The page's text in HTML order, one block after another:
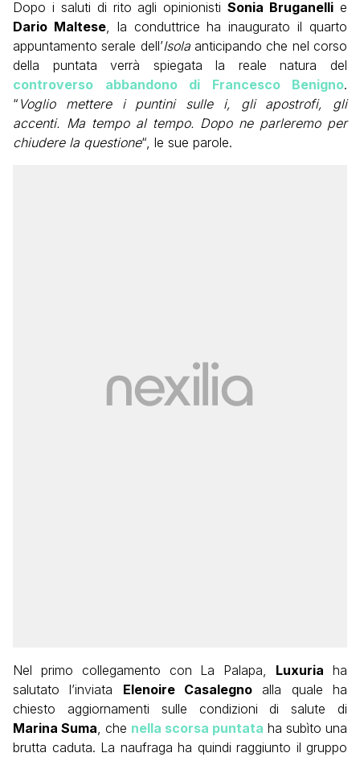
Dopo i saluti di rito agli opinionistiSonia Bruganelli e
Dario Maltese, la conduttrice ha inaugurato il quarto
appuntamento serale dell’Isolaanticipando che nel corso
della puntata verrà spiegata la reale natura del
controverso abbandono di Francesco Benigno.
“ Voglio mettere i puntini sulle i, gli apostrofi, gli
accenti. Ma tempo al tempo. Dopo ne parleremo per
chiudere la questione“, le sue parole.
Nel primo collegamento con La Palapa, Luxuria ha
salutato l’inviata Elenoire Casalegno alla quale ha
chiesto aggiornamenti sulle condizioni di salute di
Marina Suma , che nella scorsa puntata ha subìto una
brutta caduta. La naufraga ha quindi raggiunto il gruppo